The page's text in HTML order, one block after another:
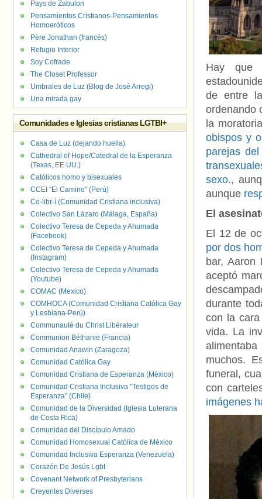
Hay que
de entre
ordenando
la
obispos y
parejas
sexo.,
aunque
El
El 12 de
por dos
bar, Aaron
aceptó
durante
con la
vida. La
muchos.
funeral,
con
imágenes
Pays de Zabulon
Pensamientos Cristianos-Pensamientos
Homoeróticos
Père Jonathan (francés)
Refugio Interior
Soy Cofrade
The Closet Professor
Umbrales de Luz (Blog de José Arregi)
Una mirada gay
Comunidades e Iglesias cristianas LGTBI+
Casa de Luz (dejando huella)
Cathedral of Hope/Catedral de la Esperanza
(Texas, EE.UU.)
Católicos homo y bisexuales
CCEI "El Camino" (Perú)
Co-libr-í (Comunidad Cristiana inclusiva)
Colectivo San Lázaro (Málaga, España)
Colectivo Teresa de Cepeda y Ahumada
(Facebook)
Colectivo Teresa de Cepeda y Ahumada
(Instagram)
Colectivo Teresa de Cepeda y Ahumada
(Youtube)
COMAC (Mexico)
COMHOCA (Comunidad Cristiana Católica Gay
y Lesbiana-Perú)
Communauté du Christ Libérateur
Communion Béthanie (Francia)
Comunidad Anawin (Zaragoza)
Comunidad Católica Gay
Comunidad Cristiana de Esperanza (México)
Comunidad Cristiana Inclusiva "Testigos de
Esperanza" (Chile)
Comunidad de la Diversidad (Iglesia Luterana
de Costa Rica)
Comunidad del Discípulo Amado
Comunidad Homosexual Católica de México
Comunidad Inclusiva Esperanza (Venezuela)
Corazón De Jesús Lgbt
Covenant Network of Presbyterians
Creyentes Diverses